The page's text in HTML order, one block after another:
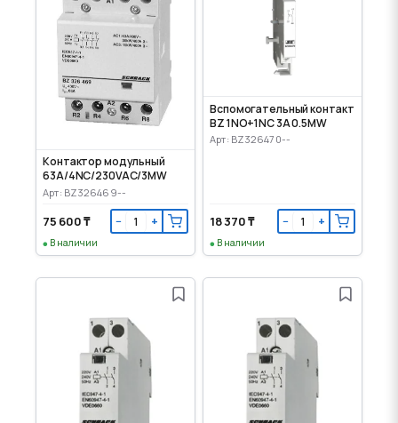
Контактор модульный
63A/4NC/230VAC/3MW
Арт: BZ326469--
75 600 ₸ − +
В наличии
Вспомогательный контакт
BZ 1NO+1NC 3A 0.5MW
Арт: BZ326470--
18 370 ₸ − +
В наличии